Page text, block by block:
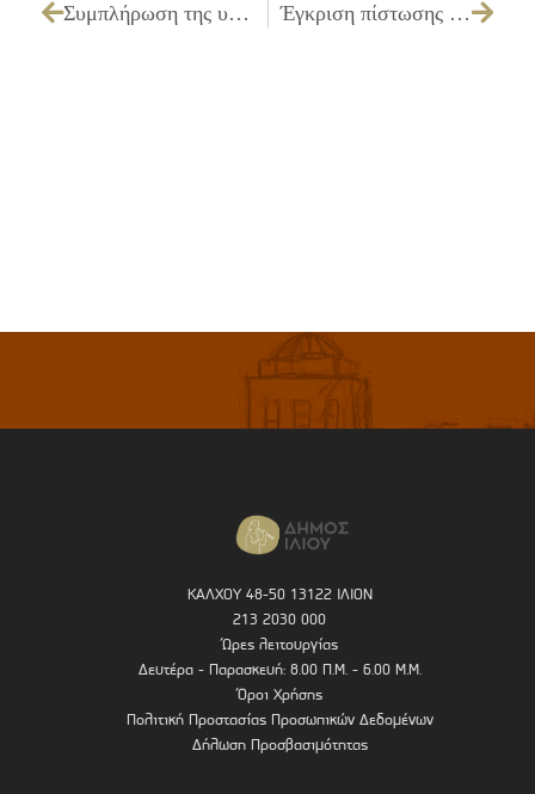
Συμπλήρωση της υπ΄ αριθ. απόφασης 31/20-1-2010 (με αρ.πρωτ.:249/28-1-2010) που αφορά την έγκριση πίστωσης 15.000,00€ για προμήθεια εντύπων – αφισών – προσκλήσεων για καρναβαλικές εκδηλώσεις 2010. Έγκριση πίστωσης 5.400,00€ εις βάρος του Κ.Α. 15.6471.0001 για μουσική συναυλία του Λάκη Χαλκιά με εκκλησιαστικούς ύμνους της Μεγάλης Εβδομάδας, Έντεχνο και λαϊκό δημοτικό τραγούδι στις 28/3/2010.
ΚΑΛΧΟΥ 48-50 13122 ΙΛΙΟΝ
213 2030 000
Ώρες λειτουργίας
Δευτέρα - Παρασκευή: 8.00 Π.Μ. - 6.00 Μ.Μ.
Όροι Χρήσης
Πολιτική Προστασίας Προσωπικών Δεδομένων
Δήλωση Προσβασιμότητας